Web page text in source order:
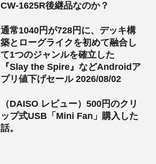
CW-1625R後継品なのか？
通常1040円が728円に、デッキ構
築とローグライクを初めて融合し
て1つのジャンルを確立した
『Slay the Spire』などAndroidア
プリ値下げセール 2026/08/02
（DAISO レビュー）500円のクリ
ップ式USB「Mini Fan」購入した
話。